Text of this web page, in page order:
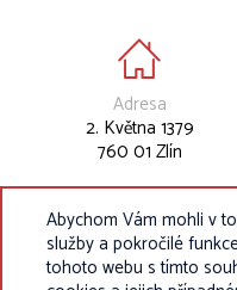
Adresa
2. Května 1379
760 01 Zlín
Abychom Vám mohli v
služby a pokročilé
tohoto webu s tímto